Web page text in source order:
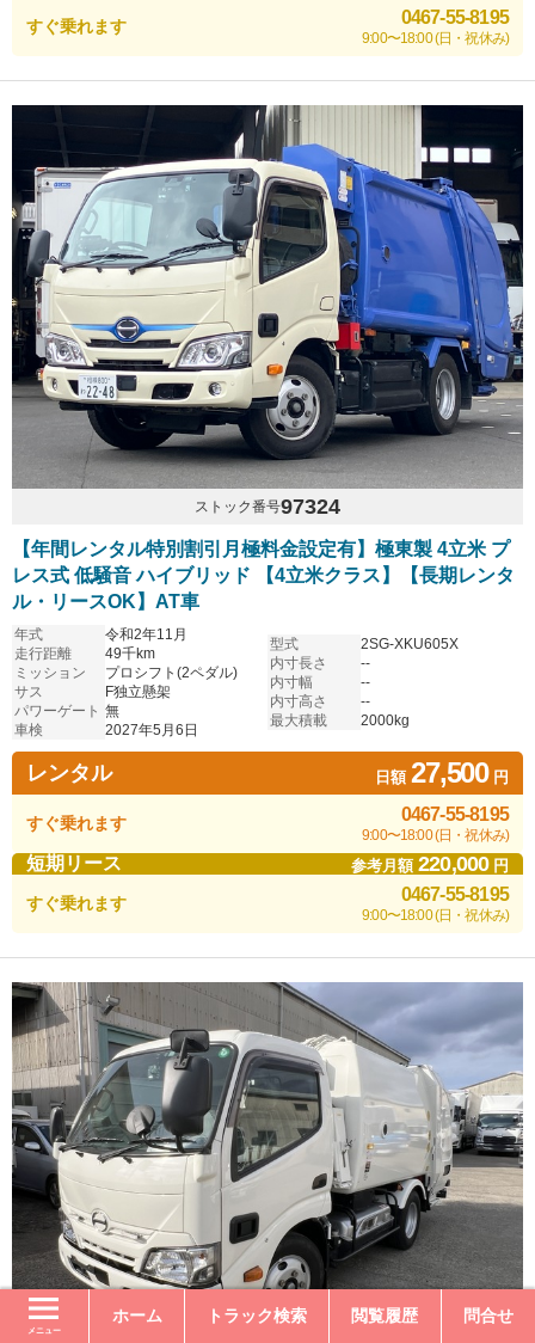
メニュー
ホーム トラック検索 閲覧履歴 問合せ
すぐ乗れます 0467-55-8195
9:00〜18:00 (日・祝休み)
ストック番号97324
【年間レンタル特別割引月極料金設定有】極東製 4立米 プ
レス式 低騒音 ハイブリッド 【4立米クラス】【長期レンタ
ル・リースOK】AT車
年式
令和2年11月
走行距離
49千km
ミッション
プロシフト(2ペダル)
サス
F独立懸架
パワーゲート 無
車検
2027年5月6日
型式
2SG-XKU605X
内寸長さ
--
内寸幅
--
内寸高さ
--
最大積載
2000kg
レンタル 日額27,500円
すぐ乗れます 0467-55-8195
9:00〜18:00 (日・祝休み)
短期リース 参考月額220,000円
すぐ乗れます 0467-55-8195
9:00〜18:00 (日・祝休み)